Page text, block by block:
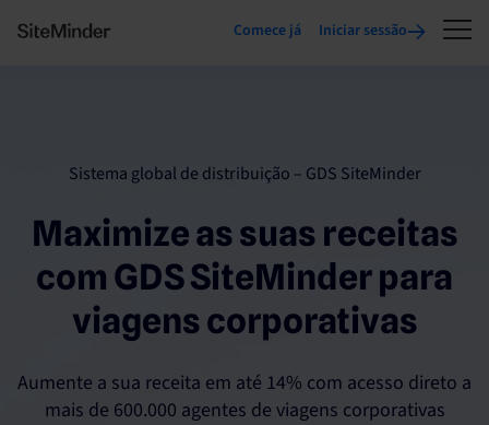
Comece já Iniciar sessão
Sistema global de distribuição – GDS SiteMinder
Maximize as suas receitas
com GDS SiteMinder para
viagens corporativas
Aumente a sua receita em até 14% com acesso direto a
mais de 600.000 agentes de viagens corporativas